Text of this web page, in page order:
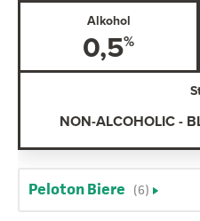
Alkohol
0,5
NON-ALCOHOLIC -
Peloton Biere (6)